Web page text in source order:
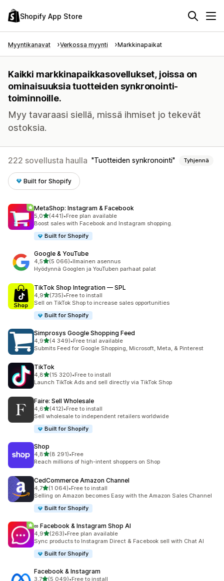
Shopify App Store
Myyntikanavat Verkossa myynti Markkinapaikat
Kaikki markkinapaikkasovellukset, joissa on
ominaisuuksia tuotteiden synkronointi-
toiminnoille.
Myy tavaraasi siellä, missä ihmiset jo tekevät
ostoksia.
222 sovellusta haulla Tuotteiden synkronointi Tyhjennä
Built for Shopify
MetaShop: Instagram & Facebook
5,0/ 5 tähteä
(441)
441 arvostelua yhteensä
•Free plan available
Boost sales with Facebook and Instagram shopping.
Built for Shopify
Google & YouTube
4,5/ 5 tähteä
(5 066)
5066 arvostelua yhteensä
•Ilmainen asennus
Hyödynnä Googlen ja YouTuben parhaat palat
TikTok Shop Integration — SPL
4,9/ 5 tähteä
(735)
735 arvostelua yhteensä
•Free to install
Sell on TikTok Shop to increase sales opportunities
Built for Shopify
Simprosys Google Shopping Feed
4,9/ 5 tähteä
(4 349)
4349 arvostelua yhteensä
•Free trial available
Submits Feed for Google Shopping, Microsoft, Meta, & Pinterest
TikTok
4,8/ 5 tähteä
(15 320)
15320 arvostelua yhteensä
•Free to install
Launch TikTok Ads and sell directly via TikTok Shop
Faire: Sell Wholesale
4,6/ 5 tähteä
(412)
412 arvostelua yhteensä
•Free to install
Sell wholesale to independent retailers worldwide
Built for Shopify
Shop
4,8/ 5 tähteä
(8 291)
8291 arvostelua yhteensä
•Free
Reach millions of high-intent shoppers on Shop
CedCommerce Amazon Channel
4,7/ 5 tähteä
(1 064)
1064 arvostelua yhteensä
•Free to install
Selling on Amazon becomes Easy with the Amazon Sales Channel
Built for Shopify
∞ Facebook & Instagram Shop AI
4,9/ 5 tähteä
(263)
263 arvostelua yhteensä
•Free plan available
Sync products to Instagram Direct & Facebook sell with Chat AI
Built for Shopify
Facebook & Instagram
3,7/ 5 tähteä
(5 049)•Free to install